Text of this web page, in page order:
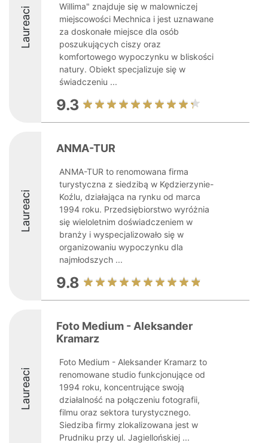
Laureaci
Willima" znajduje się w malowniczej
miejscowości Mechnica i jest uznawane
za doskonałe miejsce dla osób
poszukujących ciszy oraz
komfortowego wypoczynku w bliskości
natury. Obiekt specjalizuje się w
świadczeniu ...
9.3
Laureaci
ANMA-TUR
ANMA-TUR to renomowana firma
turystyczna z siedzibą w Kędzierzynie-
Koźlu, działająca na rynku od marca
1994 roku. Przedsiębiorstwo wyróżnia
się wieloletnim doświadczeniem w
branży i wyspecjalizowało się w
organizowaniu wypoczynku dla
najmłodszych ...
9.8
Laureaci
Foto Medium - Aleksander
Kramarz
Foto Medium - Aleksander Kramarz to
renomowane studio funkcjonujące od
1994 roku, koncentrujące swoją
działalność na połączeniu fotografii,
filmu oraz sektora turystycznego.
Siedziba firmy zlokalizowana jest w
Prudniku przy ul. Jagiellońskiej ...